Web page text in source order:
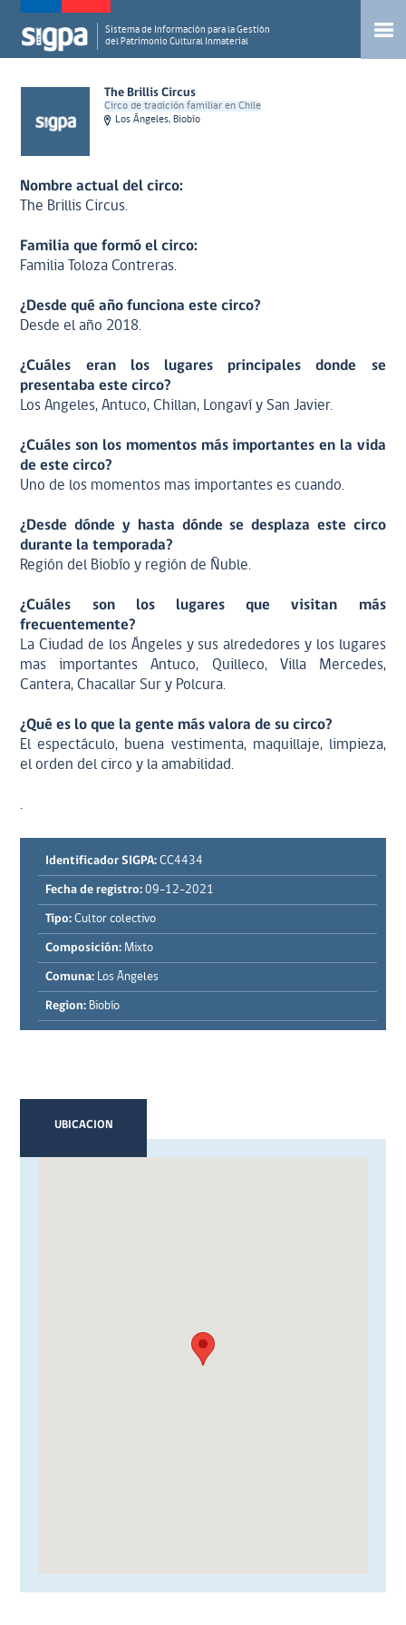
Sistema de Información para la Gestión
del Patrimonio Cultural Inmaterial
The Brillis Circus
Circo de tradición familiar en Chile
Los Ángeles, Biobío
Nombre actual del circo:
The Brillis Circus.
Familia que formó el circo:
Familia Toloza Contreras.
¿Desde qué año funciona este circo?
Desde el año 2018.
¿Cuáles eran los lugares principales donde se
presentaba este circo?
Los Angeles, Antuco, Chillan, Longaví y San Javier.
¿Cuáles son los momentos más importantes en la vida
de este circo?
Uno de los momentos mas importantes es cuando.
¿Desde dónde y hasta dónde se desplaza este circo
durante la temporada?
Región del Biobío y región de Ñuble.
¿Cuáles son los lugares que visitan más
frecuentemente?
La Ciudad de los Ángeles y sus alrededores y los lugares
mas importantes Antuco, Quilleco, Villa Mercedes,
Cantera, Chacallar Sur y Polcura.
¿Qué es lo que la gente más valora de su circo?
El espectáculo, buena vestimenta, maquillaje, limpieza,
el orden del circo y la amabilidad.
.
Identificador SIGPA: CC4434
Fecha de registro: 09-12-2021
Tipo: Cultor colectivo
Composición: Mixto
Comuna: Los Ángeles
Region: Biobío
UBICACION